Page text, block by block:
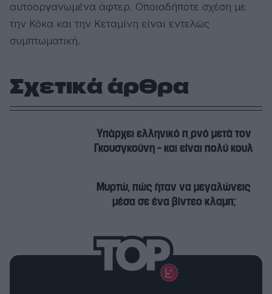
αυτοοργανωμένα άφτερ. Οποιαδήποτε σχέση με
την Κόκα και την Κεταμίνη είναι εντελώς
συμπτωματική.
Σχετικά άρθρα
Υπάρχει ελληνικό π_ρνό μετά τον
Γκουσγκούνη – και είναι πολύ κουλ
Μυρτώ, πώς ήταν να μεγαλώνεις
μέσα σε ένα βίντεο κλαμπ;